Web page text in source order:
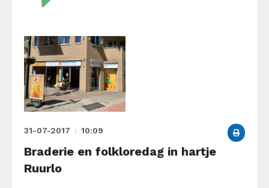
31-07-2017 10:09
Braderie en folkloredag in hartje
Ruurlo